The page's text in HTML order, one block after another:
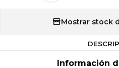
Mostrar stock
Información